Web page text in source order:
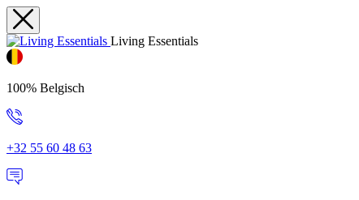
Living Essentials
100% Belgisch
+32 55 60 48 63